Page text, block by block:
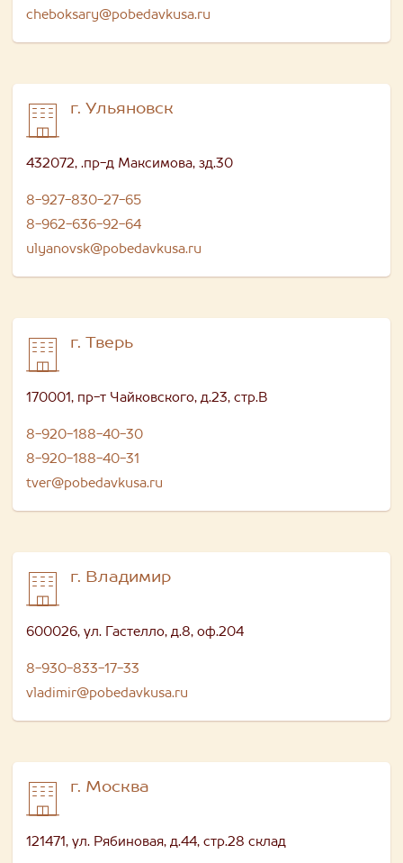
cheboksary@pobedavkusa.ru
г. Ульяновск
432072, .пр-д Максимова, зд.30
8-927-830-27-65
8-962-636-92-64
ulyanovsk@pobedavkusa.ru
г. Тверь
170001, пр-т Чайковского, д.23, стр.В
8-920-188-40-30
8-920-188-40-31
tver@pobedavkusa.ru
г. Владимир
600026, ул. Гастелло, д.8, оф.204
8-930-833-17-33
vladimir@pobedavkusa.ru
г. Москва
121471, ул. Рябиновая, д.44, стр.28 склад